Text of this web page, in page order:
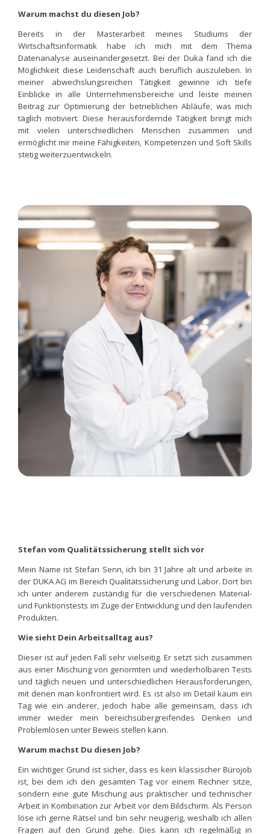
Warum machst du diesen Job?
Bereits in der Masterarbeit meines Studiums der
Wirtschaftsinformatik habe ich mich mit dem Thema
Datenanalyse auseinandergesetzt. Bei der Duka fand ich die
Möglichkeit diese Leidenschaft auch beruflich auszuleben. In
meiner abwechslungsreichen Tätigkeit gewinne ich tiefe
Einblicke in alle Unternehmensbereiche und leiste meinen
Beitrag zur Optimierung der betrieblichen Abläufe, was mich
täglich motiviert. Diese herausfordernde Tätigkeit bringt mich
mit vielen unterschiedlichen Menschen zusammen und
ermöglicht mir meine Fähigkeiten, Kompetenzen und Soft Skills
stetig weiterzuentwickeln.
Stefan vom Qualitätssicherung stellt sich vor
Mein Name ist Stefan Senn, ich bin 31 Jahre alt und arbeite in
der DUKA AG im Bereich Qualitätssicherung und Labor. Dort bin
ich unter anderem zuständig für die verschiedenen Material-
und Funktionstests im Zuge der Entwicklung und den laufenden
Produkten.
Wie sieht Dein Arbeitsalltag aus?
Dieser ist auf jeden Fall sehr vielseitig. Er setzt sich zusammen
aus einer Mischung von genormten und wiederholbaren Tests
und täglich neuen und unterschiedlichen Herausforderungen,
mit denen man konfrontiert wird. Es ist also im Detail kaum ein
Tag wie ein anderer, jedoch habe alle gemeinsam, dass ich
immer wieder mein bereichsübergreifendes Denken und
Problemlösen unter Beweis stellen kann.
Warum machst Du diesen Job?
Ein wichtiger Grund ist sicher, dass es kein klassischer Bürojob
ist, bei dem ich den gesamten Tag vor einem Rechner sitze,
sondern eine gute Mischung aus praktischer und technischer
Arbeit in Kombination zur Arbeit vor dem Bildschirm. Als Person
löse ich gerne Rätsel und bin sehr neugierig, weshalb ich allen
Fragen auf den Grund gehe. Dies kann ich regelmäßig in